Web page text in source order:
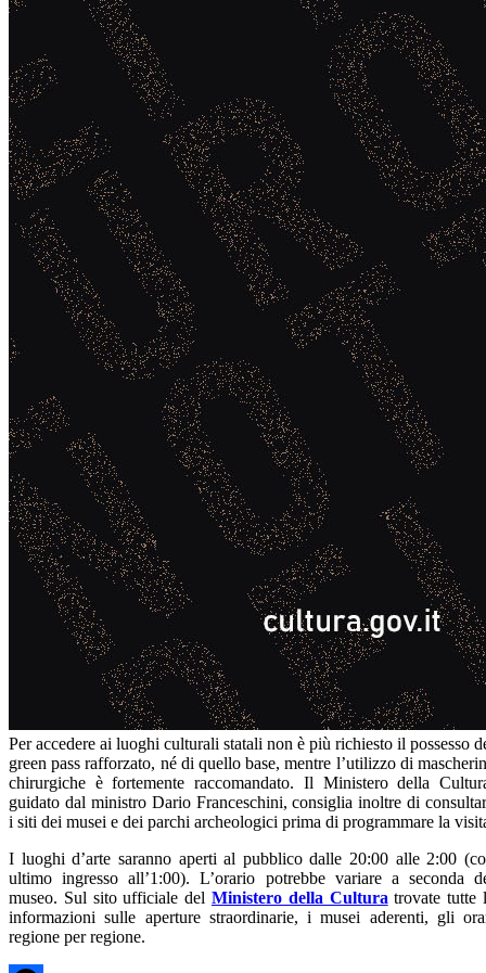
Per accedere ai luoghi culturali statali non è più richiesto il possesso
green pass rafforzato, né di quello base, mentre l’utilizzo di
chirurgiche è fortemente raccomandato. Il Ministero della
guidato dal ministro Dario Franceschini, consiglia inoltre di
i siti dei musei e dei parchi archeologici prima di programmare la
I luoghi d’arte saranno aperti al pubblico dalle 20:00 alle 2:00
ultimo ingresso all’1:00). L’orario potrebbe variare a seconda
museo. Sul sito ufficiale del Ministero della Cultura trovate tutte
informazioni sulle aperture straordinarie, i musei aderenti, gli
regione per regione.